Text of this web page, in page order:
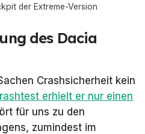
der Extreme-Version
des Dacia
Crashsicherheit kein
erhielt er nur einen
für uns zu den
zumindest im